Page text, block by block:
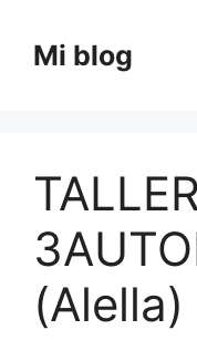
contenido
Mi blog
TALLER
(Alella)